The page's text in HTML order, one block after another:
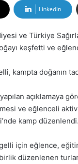
LinkedIn
ve Türkiye
keşfetti ve
kampta doğanın
açıklamaya
ve eğlenceli
kamp düzenlendi.
için eğlence,
düzenlenen